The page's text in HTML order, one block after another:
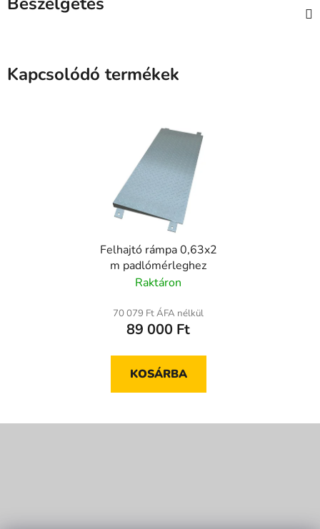
Kapcsolódó termékek
Felhajtó rámpa 0,63x2
m padlómérleghez
Raktáron
70 079 Ft ÁFA nélkül
89 000 Ft
KOSÁRBA